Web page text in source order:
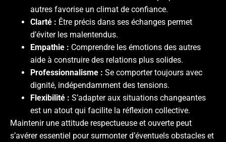
autres favorise un climat de confiance.
Clarté : Être précis dans ses échanges permet
d’éviter les malentendus.
Empathie : Comprendre les émotions des autres
aide à construire des relations plus solides.
Professionnalisme : Se comporter toujours avec
dignité, indépendamment des tensions.
Flexibilité : S’adapter aux situations changeantes
est un atout qui facilite la réflexion collective.
Maintenir une attitude respectueuse et ouverte peut
s’avérer essentiel pour surmonter d’éventuels obstacles et